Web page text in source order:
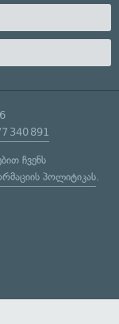
340 891
ჩვენს
პოლიტიკას.